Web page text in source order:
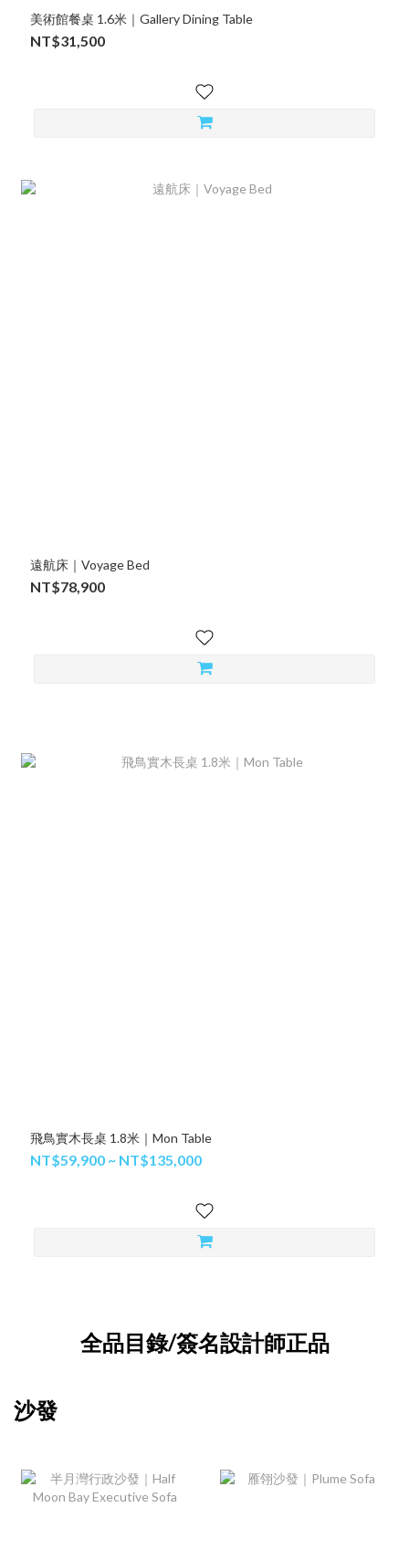
美術館餐桌 1.6米｜Gallery Dining Table
NT$31,500
遠航床｜Voyage Bed
NT$78,900
飛鳥實木長桌 1.8米｜Mon Table
NT$59,900 ~ NT$135,000
全品目錄/簽名設計師正品
沙發